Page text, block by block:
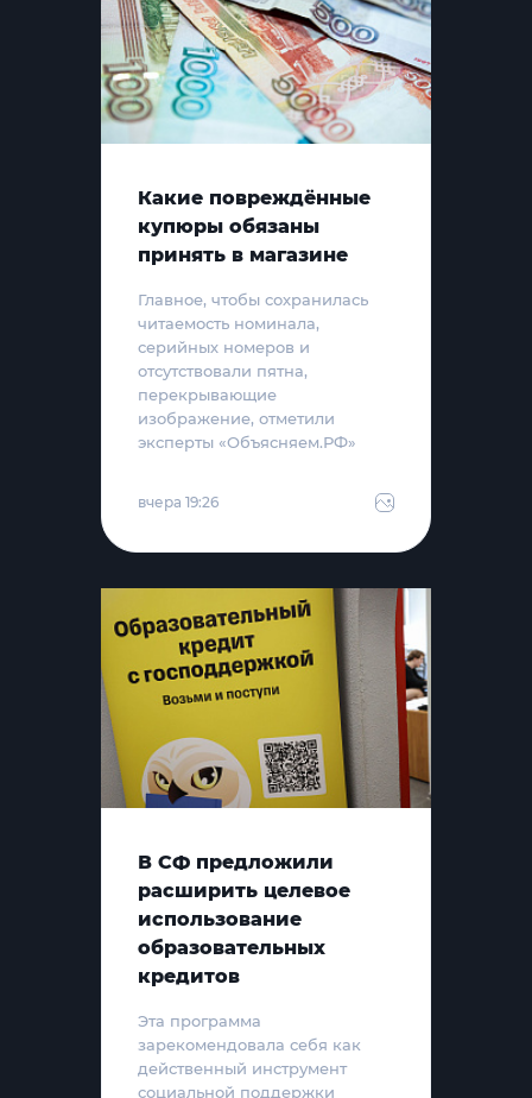
Какие повреждённые
купюры обязаны
принять в магазине
Главное, чтобы сохранилась
читаемость номинала,
серийных номеров и
отсутствовали пятна,
перекрывающие
изображение, отметили
эксперты «Объясняем.РФ»
вчера 19:26
В СФ предложили
расширить целевое
использование
образовательных
кредитов
Эта программа
зарекомендовала себя как
действенный инструмент
социальной поддержки